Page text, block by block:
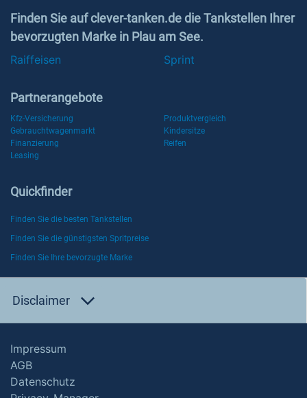
Finden Sie auf clever-tanken.de die Tankstellen Ihrer
bevorzugten Marke in Plau am See.
Raiffeisen Sprint
Partnerangebote
Kfz-Versicherung
Produktvergleich
Gebrauchtwagenmarkt
Kindersitze
Finanzierung
Reifen
Leasing
Quickfinder
Finden Sie die besten Tankstellen
Finden Sie die günstigsten Spritpreise
Finden Sie Ihre bevorzugte Marke
Disclaimer
Impressum
AGB
Datenschutz